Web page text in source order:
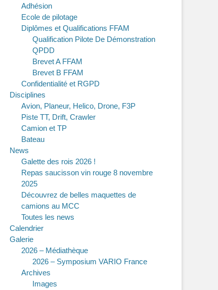
Adhésion
Ecole de pilotage
Diplômes et Qualifications FFAM
Qualification Pilote De Démonstration
QPDD
Brevet A FFAM
Brevet B FFAM
Confidentialité et RGPD
Disciplines
Avion, Planeur, Helico, Drone, F3P
Piste TT, Drift, Crawler
Camion et TP
Bateau
News
Galette des rois 2026 !
Repas saucisson vin rouge 8 novembre
2025
Découvrez de belles maquettes de
camions au MCC
Toutes les news
Calendrier
Galerie
2026 – Médiathèque
2026 – Symposium VARIO France
Archives
Images